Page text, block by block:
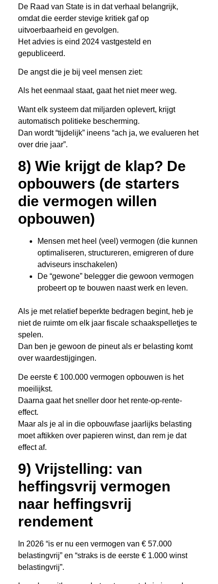
De Raad van State is in dat verhaal belangrijk,
omdat die eerder stevige kritiek gaf op
uitvoerbaarheid en gevolgen.
Het advies is eind 2024 vastgesteld en
gepubliceerd.
De angst die je bij veel mensen ziet:
Als het eenmaal staat, gaat het niet meer weg.
Want elk systeem dat miljarden oplevert, krijgt
automatisch politieke bescherming.
Dan wordt “tijdelijk” ineens “ach ja, we evalueren het
over drie jaar”.
8) Wie krijgt de klap? De
opbouwers (de starters
die vermogen willen
opbouwen)
Mensen met heel (veel) vermogen (die kunnen
optimaliseren, structureren, emigreren of dure
adviseurs inschakelen)
De “gewone” belegger die gewoon vermogen
probeert op te bouwen naast werk en leven.
Als je met relatief beperkte bedragen begint, heb je
niet de ruimte om elk jaar fiscale schaakspelletjes te
spelen.
Dan ben je gewoon de pineut als er belasting komt
over waardestijgingen.
De eerste € 100.000 vermogen opbouwen is het
moeilijkst.
Daarna gaat het sneller door het rente-op-rente-
effect.
Maar als je al in die opbouwfase jaarlijks belasting
moet aftikken over papieren winst, dan rem je dat
effect af.
9) Vrijstelling: van
heffingsvrij vermogen
naar heffingsvrij
rendement
In 2026 “is er nu een vermogen van € 57.000
belastingvrij” en “straks is de eerste € 1.000 winst
belastingvrij”.